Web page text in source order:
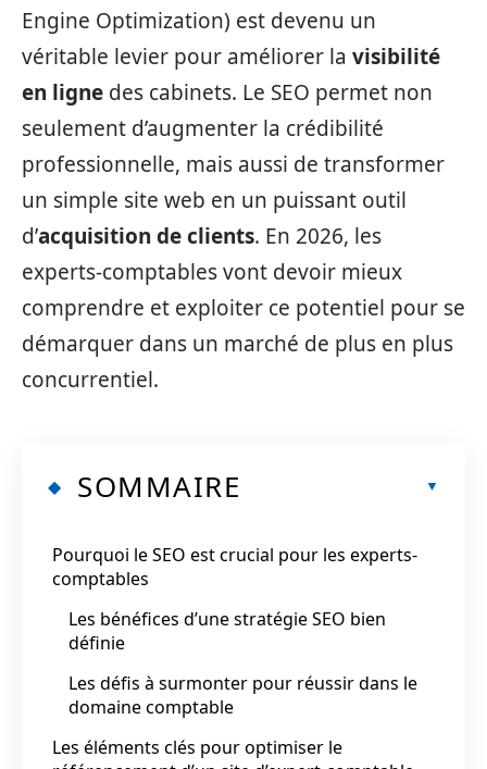
Engine Optimization) est devenu un
véritable levier pour améliorer la visibilité
en ligne des cabinets. Le SEO permet non
seulement d’augmenter la crédibilité
professionnelle, mais aussi de transformer
un simple site web en un puissant outil
d’acquisition de clients. En 2026, les
experts-comptables vont devoir mieux
comprendre et exploiter ce potentiel pour se
démarquer dans un marché de plus en plus
concurrentiel.
SOMMAIRE
Pourquoi le SEO est crucial pour les experts-
comptables
Les bénéfices d’une stratégie SEO bien
définie
Les défis à surmonter pour réussir dans le
domaine comptable
Les éléments clés pour optimiser le